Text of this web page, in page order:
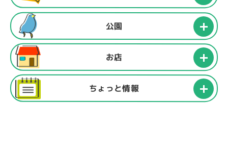
公園
お店
ちょっと情報